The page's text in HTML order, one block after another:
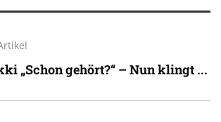
„Schon gehört?“ – Nun klingt ...